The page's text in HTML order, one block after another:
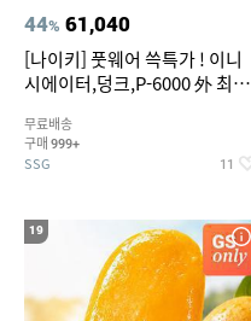
44% 61,040
[나이키] 풋웨어 쓱특가 ! 이니
시에이터,덩크,P-6000 外 최대
무료배송
구매 999+
SSG 11
19